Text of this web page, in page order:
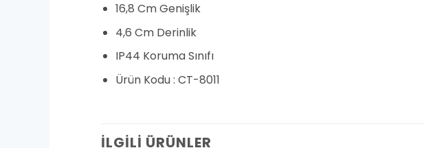
16,8 Cm Genişlik
4,6 Cm Derinlik
IP44 Koruma Sınıfı
Ürün Kodu : CT-8011
İLGILI ÜRÜNLER